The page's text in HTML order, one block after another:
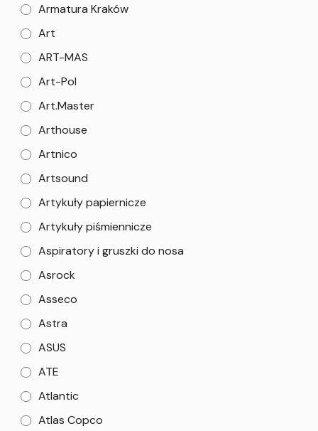
Armatura Kraków
Art
ART-MAS
Art-Pol
Art.Master
Arthouse
Artnico
Artsound
Artykuły papiernicze
Artykuły piśmiennicze
Aspiratory i gruszki do nosa
Asrock
Asseco
Astra
ASUS
ATE
Atlantic
Atlas Copco